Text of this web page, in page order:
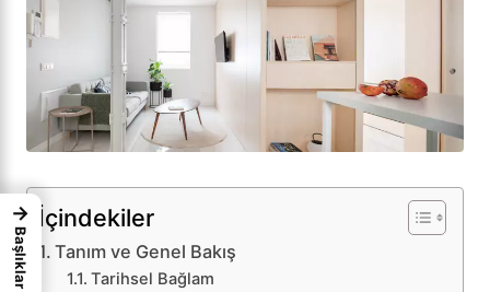
İçindekiler
Tanım ve Genel Bakış
Tarihsel Bağlam
→
Başlıklar